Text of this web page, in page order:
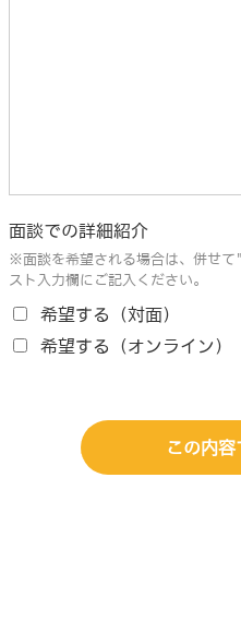
面談での詳細紹介
※面談を希望される場合は、併せ
スト入力欄にご記入ください。
希望する（対面）
希望する（オンライン）